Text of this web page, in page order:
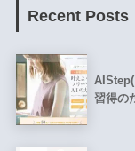
Recent Posts
習得の